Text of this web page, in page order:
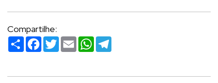
Compartilhe:
Compartilhar
Facebook
TwitterEmailWhatsApp